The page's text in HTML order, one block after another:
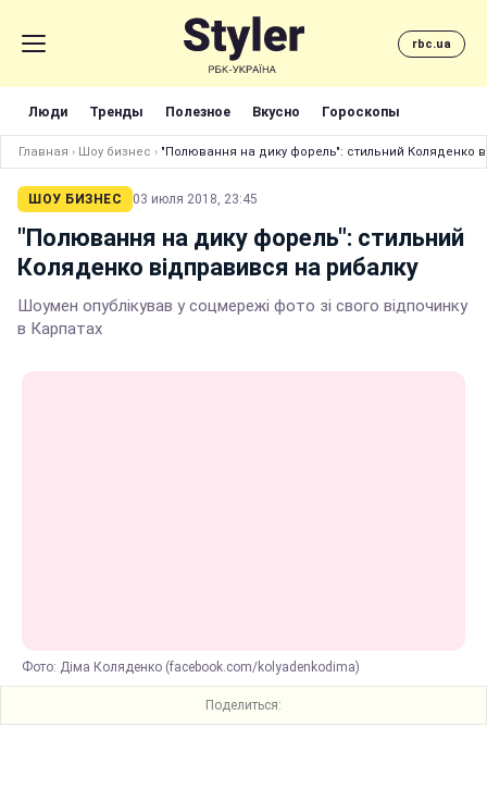
rbc.ua
Люди Тренды Полезное Вкусно Гороскопы
Главная › Шоу бизнес › "Полювання на дику форель": стильний Коляденко
ШОУ БИЗНЕС 03 июля 2018, 23:45
"Полювання на дику форель": стильний
Коляденко відправився на рибалку
Шоумен опублікував у соцмережі фото зі свого відпочинку
в Карпатах
Фото: Діма Коляденко (facebook.com/kolyadenkodima)
Поделиться: